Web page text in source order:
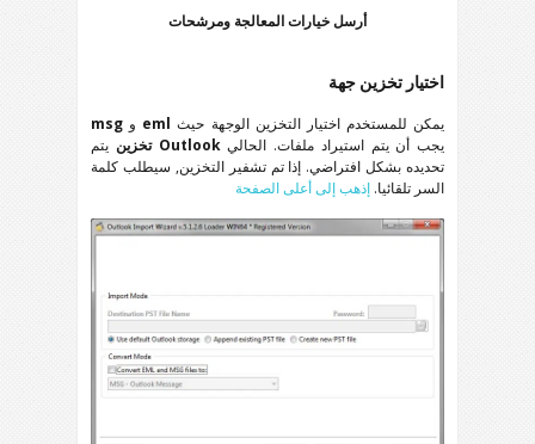
أرسل خيارات المعالجة ومرشحات
اختيار تخزين جهة
يمكن للمستخدم اختيار التخزين الوجهة حيث eml و msg
يجب أن يتم استيراد ملفات. الحاليOutlook تخزين يتم
تحديده بشكل افتراضي. إذا تم تشفير التخزين, سيطلب كلمة
السر تلقائيا. إذهب إلى أعلى الصفحة